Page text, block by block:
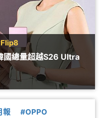
國總量超越S26 Ultra
報 #OPPO